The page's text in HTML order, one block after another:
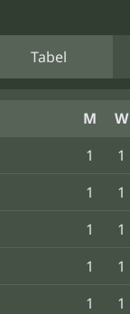
Tabel
M W
1 1
1 1
1 1
1 1
1 1